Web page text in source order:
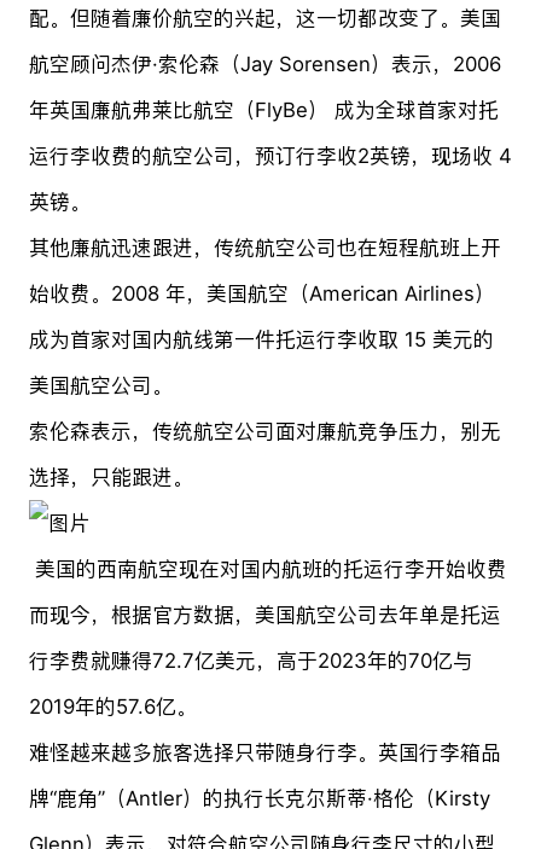
配。但随着廉价航空的兴起，这一切都改变了。美国
航空顾问杰伊·索伦森（Jay Sorensen）表示，2006
年英国廉航弗莱比航空（FlyBe） 成为全球首家对托
运行李收费的航空公司，预订行李收2英镑，现场收 4
英镑。
其他廉航迅速跟进，传统航空公司也在短程航班上开
始收费。2008 年，美国航空（American Airlines）
成为首家对国内航线第一件托运行李收取 15 美元的
美国航空公司。
索伦森表示，传统航空公司面对廉航竞争压力，别无
选择，只能跟进。
美国的西南航空现在对国内航班的托运行李开始收费
而现今，根据官方数据，美国航空公司去年单是托运
行李费就赚得72.7亿美元，高于2023年的70亿与
2019年的57.6亿。
难怪越来越多旅客选择只带随身行李。英国行李箱品
牌“鹿角”（Antler）的执行长克尔斯蒂·格伦（Kirsty
Glenn）表示，对符合航空公司随身行李尺寸的小型